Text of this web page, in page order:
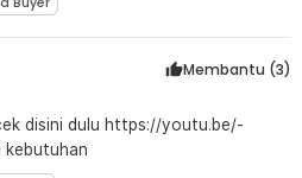
tambahkan busa lembut di tempat
Membantu (3)
kebutuhan